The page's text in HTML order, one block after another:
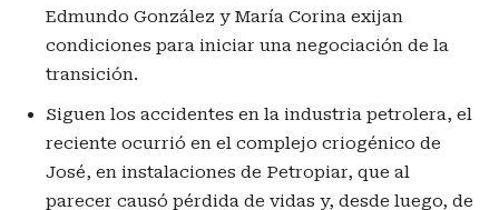
Edmundo González y María Corina exijan
condiciones para iniciar una negociación de la
transición.
Siguen los accidentes en la industria petrolera, el
reciente ocurrió en el complejo criogénico de
José, en instalaciones de Petropiar, que al
parecer causó pérdida de vidas y, desde luego, de